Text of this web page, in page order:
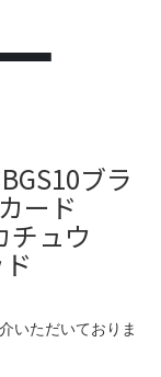
ブラ
ード
チュウ
いただいておりま